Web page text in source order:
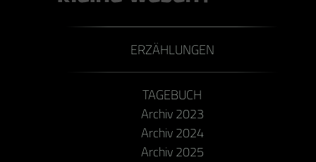
ERZÄHLUNGEN
TAGEBUCH
Archiv 2023
Archiv 2024
Archiv 2025